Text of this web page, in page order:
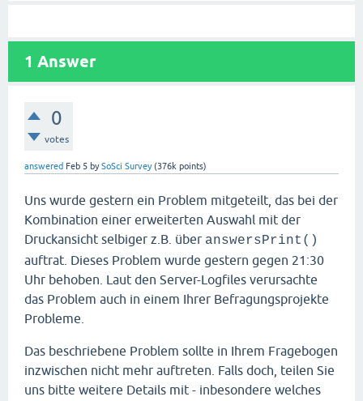
1 Answer
0
votes
answered Feb 5 bySoSci Survey (376k points)
Uns wurde gestern ein Problem mitgeteilt, das bei der
Kombination einer erweiterten Auswahl mit der
Druckansicht selbiger z.B. über answersPrint()
auftrat. Dieses Problem wurde gestern gegen 21:30
Uhr behoben. Laut den Server-Logfiles verursachte
das Problem auch in einem Ihrer Befragungsprojekte
Probleme.
Das beschriebene Problem sollte in Ihrem Fragebogen
inzwischen nicht mehr auftreten. Falls doch, teilen Sie
uns bitte weitere Details mit - inbesondere welches